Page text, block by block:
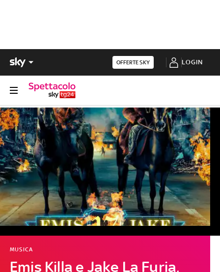
OFFERTE SKY LOGIN
Emis Killa e Jake La Furia,
MUSICA